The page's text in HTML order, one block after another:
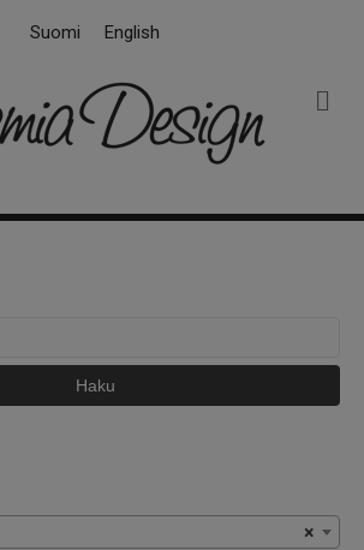
Suomi English
k
Haku
×